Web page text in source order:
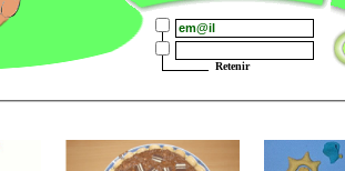
Retenir